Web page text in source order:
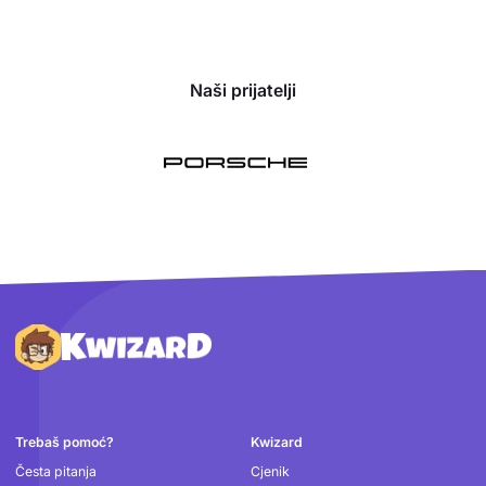
Naši prijatelji
Podnožje
Trebaš pomoć?
Česta pitanja
Kwizard
Cjenik